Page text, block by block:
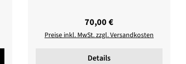
Regulärer Preis:
70,00 €
Preise inkl. MwSt. zzgl. Versandkosten
Details